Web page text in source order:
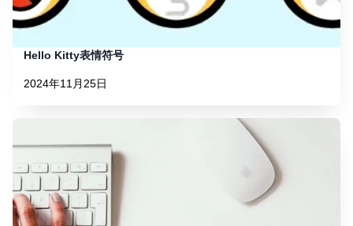
Hello Kitty表情符号
2024年11月25日